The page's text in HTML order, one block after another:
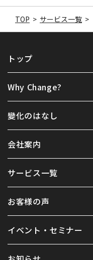
TOP > サービス一覧 >
トップ
Why Change?
變化のはなし
会社案内
サービス一覧
お客様の声
イベント・セミナー